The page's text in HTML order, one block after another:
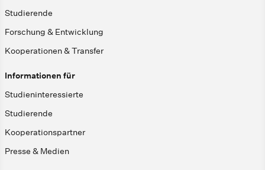
Studierende
Forschung & Entwicklung
Kooperationen & Transfer
Informationen für
Studieninteressierte
Studierende
Kooperationspartner
Presse & Medien